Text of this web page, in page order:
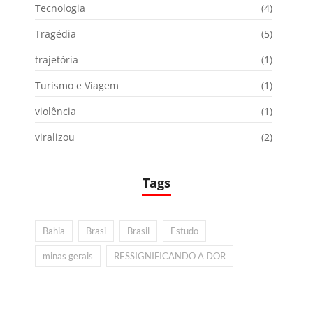
Tecnologia
(4)
Tragédia
(5)
trajetória
(1)
Turismo e Viagem
(1)
violência
(1)
viralizou
(2)
Tags
Bahia Brasi Brasil Estudo
minas gerais RESSIGNIFICANDO A DOR